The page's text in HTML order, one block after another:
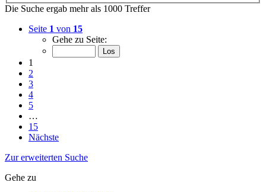
Die Suche ergab mehr als 1000 Treffer
Seite 1 von 15
Gehe zu Seite:
1
2
3
4
5
…
15
Nächste
Zur erweiterten Suche
Gehe zu